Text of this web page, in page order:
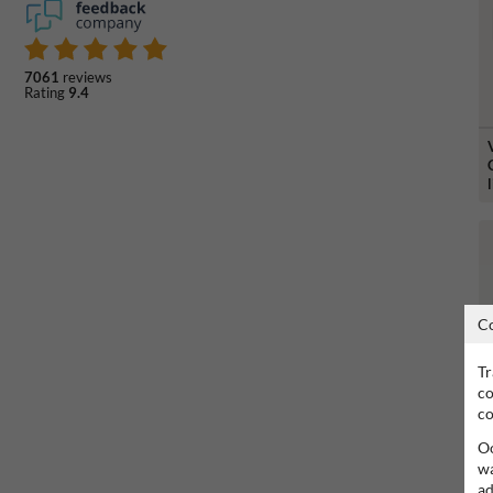
7061 reviews
Rating 9.4